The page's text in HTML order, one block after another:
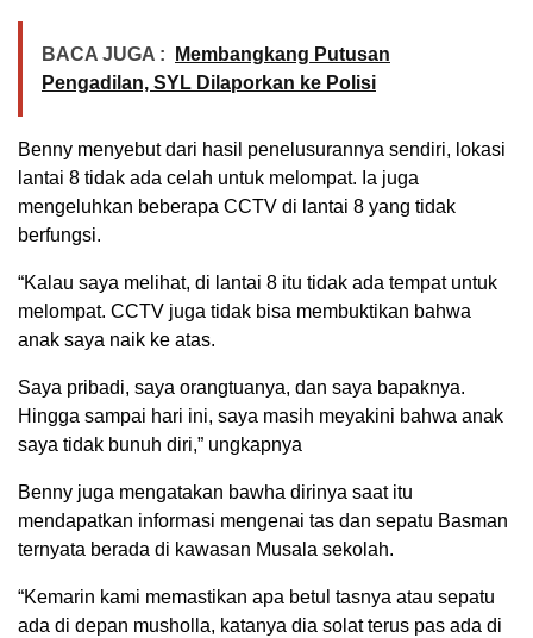
BACA JUGA :
Membangkang Putusan
Pengadilan, SYL Dilaporkan ke Polisi
Benny menyebut dari hasil penelusurannya sendiri, lokasi
lantai 8 tidak ada celah untuk melompat. Ia juga
mengeluhkan beberapa CCTV di lantai 8 yang tidak
berfungsi.
“Kalau saya melihat, di lantai 8 itu tidak ada tempat untuk
melompat. CCTV juga tidak bisa membuktikan bahwa
anak saya naik ke atas.
Saya pribadi, saya orangtuanya, dan saya bapaknya.
Hingga sampai hari ini, saya masih meyakini bahwa anak
saya tidak bunuh diri,” ungkapnya
Benny juga mengatakan bawha dirinya saat itu
mendapatkan informasi mengenai tas dan sepatu Basman
ternyata berada di kawasan Musala sekolah.
“Kemarin kami memastikan apa betul tasnya atau sepatu
ada di depan musholla, katanya dia solat terus pas ada di